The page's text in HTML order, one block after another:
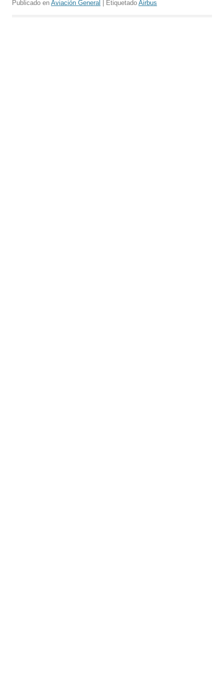
Publicado en Aviación General | Etiquetado Airbus